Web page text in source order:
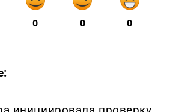
0 0 0